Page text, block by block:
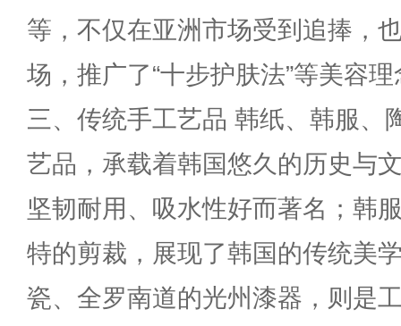
等，不仅在亚洲市场受到追捧，
场，推广了“十步护肤法”等美容
三、传统手工艺品 韩纸、韩服、
艺品，承载着韩国悠久的历史与
坚韧耐用、吸水性好而著名；韩
特的剪裁，展现了韩国的传统美
瓷、全罗南道的光州漆器，则是